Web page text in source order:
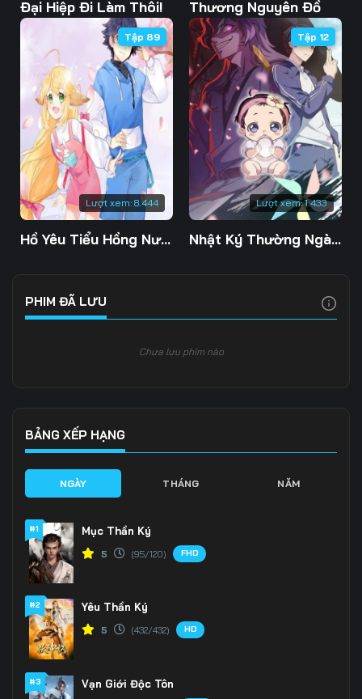
Tập 103 Tập 104 Tập 105
Tập 107 Tập 108
Tập 109 Tập 110 Tập 111
Tập 112 Tập 113 Tập 114
Tập 115 Tập 116 Tập 117
Tập 118 Tập 119 Tập 120
Tập 121 Tập 122 Tập 123
Tập 134
Tập 139
Tập 142
Tập 148
Tập 151
Đại Hiệp Đi Làm Thôi! Thương Nguyên Đồ
Lượt xem: 8.444
Tập 89
Hồ Yêu Tiểu Hồng Nương
Lượt xem:1.433
Tập 12
Nhật Ký Thường Ngày Của Tiên Vương Phần 5
PHIM ĐÃ LƯU
Chưa lưu phim nào
BẢNG XẾP HẠNG
NGÀY THÁNG NĂM
#1 Mục Thần Ký
5 (95/120) FHD
#2 Yêu Thần Ký
5 (432/432) HD
#3 Vạn Giới Độc Tôn